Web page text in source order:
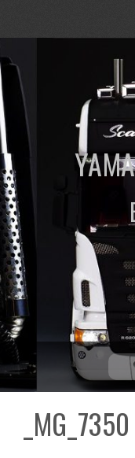
_MG_7350